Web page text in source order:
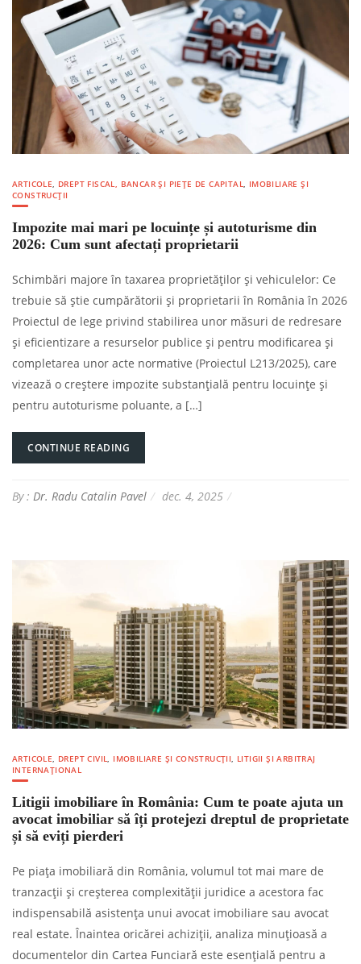
ARTICOLE, DREPT FISCAL, BANCAR ȘI PIEȚE DE CAPITAL, IMOBILIARE ȘI
CONSTRUCȚII
Impozite mai mari pe locuințe și autoturisme din
2026: Cum sunt afectați proprietarii
Schimbări majore în taxarea proprietăților și vehiculelor: Ce
trebuie să știe cumpărătorii și proprietarii în România în 2026
Proiectul de lege privind stabilirea unor măsuri de redresare
și eficientizare a resurselor publice și pentru modificarea și
completarea unor acte normative (Proiectul L213/2025), care
vizează o creștere impozite substanțială pentru locuințe și
pentru autoturisme poluante, a […]
CONTINUE READING
By : Dr. Radu Catalin Pavel dec. 4, 2025
ARTICOLE, DREPT CIVIL, IMOBILIARE ȘI CONSTRUCȚII, LITIGII ȘI ARBITRAJ
INTERNAȚIONAL
Litigii imobiliare în România: Cum te poate ajuta un
avocat imobiliar să îți protejezi dreptul de proprietate
și să eviți pierderi
Pe piața imobiliară din România, volumul tot mai mare de
tranzacții și creșterea complexității juridice a acestora fac
indispensabilă asistența unui avocat imobiliare sau avocat
real estate. Înaintea oricărei achiziții, analiza minuțioasă a
documentelor din Cartea Funciară este esențială pentru a